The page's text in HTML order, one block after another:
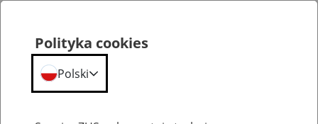
Polityka cookies
Polski